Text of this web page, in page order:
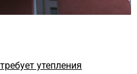
утепления